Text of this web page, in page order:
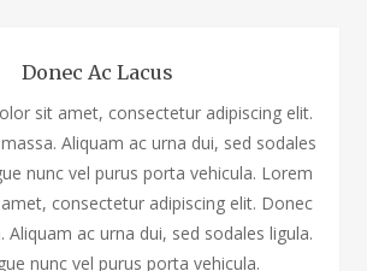
Donec Ac Lacus
sit amet, consectetur adipiscing elit.
Aliquam ac urna dui, sed sodales
nunc vel purus porta vehicula. Lorem
consectetur adipiscing elit. Donec
Aliquam ac urna dui, sed sodales ligula.
nunc vel purus porta vehicula.